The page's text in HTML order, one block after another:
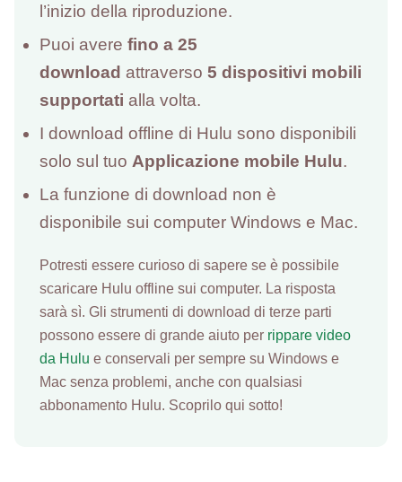
l’inizio della riproduzione.
Puoi averefino a 25
download attraverso5 dispositivi mobili
supportati alla volta.
I download offline di Hulu sono disponibili
solo sul tuo Applicazione mobile Hulu.
La funzione di download non è
disponibile sui computer Windows e Mac.
Potresti essere curioso di sapere se è possibile
scaricare Hulu offline sui computer. La risposta
sarà sì. Gli strumenti di download di terze parti
possono essere di grande aiuto per rippare video
da Hulu e conservali per sempre su Windows e
Mac senza problemi, anche con qualsiasi
abbonamento Hulu. Scoprilo qui sotto!